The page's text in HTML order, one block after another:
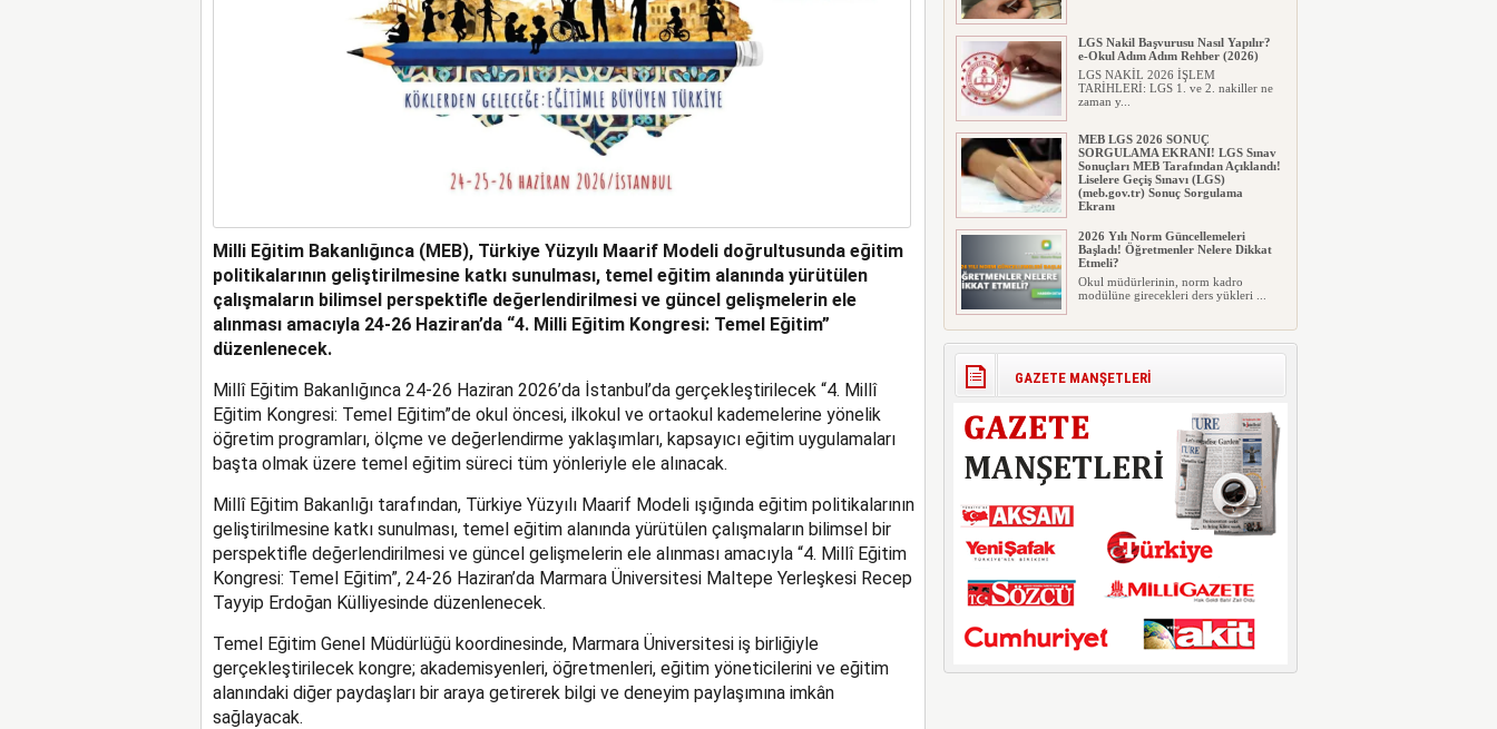
Milli Eğitim Bakanlığınca (MEB), Türkiye Yüzyılı Maarif Modeli doğrultusunda eğitim
politikalarının geliştirilmesine katkı sunulması, temel eğitim alanında yürütülen
çalışmaların bilimsel perspektifle değerlendirilmesi ve güncel gelişmelerin ele
alınması amacıyla 24-26 Haziran’da “4. Milli Eğitim Kongresi: Temel Eğitim”
düzenlenecek.
Millî Eğitim Bakanlığınca 24-26 Haziran 2026’da İstanbul’da gerçekleştirilecek “4. Millî
Eğitim Kongresi: Temel Eğitim”de okul öncesi, ilkokul ve ortaokul kademelerine yönelik
öğretim programları, ölçme ve değerlendirme yaklaşımları, kapsayıcı eğitim uygulamaları
başta olmak üzere temel eğitim süreci tüm yönleriyle ele alınacak.
Millî Eğitim Bakanlığı tarafından, Türkiye Yüzyılı Maarif Modeli ışığında eğitim politikalarının
geliştirilmesine katkı sunulması, temel eğitim alanında yürütülen çalışmaların bilimsel bir
perspektifle değerlendirilmesi ve güncel gelişmelerin ele alınması amacıyla “4. Millî Eğitim
Kongresi: Temel Eğitim”, 24-26 Haziran’da Marmara Üniversitesi Maltepe Yerleşkesi Recep
Tayyip Erdoğan Külliyesinde düzenlenecek.
Temel Eğitim Genel Müdürlüğü koordinesinde, Marmara Üniversitesi iş birliğiyle
gerçekleştirilecek kongre; akademisyenleri, öğretmenleri, eğitim yöneticilerini ve eğitim
alanındaki diğer paydaşları bir araya getirerek bilgi ve deneyim paylaşımına imkân
sağlayacak.
LGS Nakil Başvurusu Nasıl Yapılır?
e-Okul Adım Adım Rehber (2026)
LGS NAKİL 2026 İŞLEM
TARİHLERİ: LGS 1. ve 2. nakiller ne
zaman y...
MEB LGS 2026 SONUÇ
SORGULAMA EKRANI! LGS Sınav
Sonuçları MEB Tarafından Açıklandı!
Liselere Geçiş Sınavı (LGS)
(meb.gov.tr) Sonuç Sorgulama
Ekranı
Milyonlarca öğrenci için ...
2026 Yılı Norm Güncellemeleri
Başladı! Öğretmenler Nelere Dikkat
Etmeli?
Okul müdürlerinin, norm kadro
modülüne girecekleri ders yükleri ...
Polis Akademisi İç Güvenlik
Fakültesine 350 Öğrenci Alınacak
Güvenlik Fakültesi'ne 2026 yıl...
E-Devlet Unutulan Para Sorgulaması
Başladı: Unuttuğunuz Paralar
Ortaya Çıkabilir, Mirasçıları da
İlgilendiriyor
Dijital ödeme alışkanlıklarının
yaygınlaşmasıyla birlikte elektr...
İşte Okullarda Öğrencilerin
Kıyafet/Formalarının Belirlenmesine
Dair Usul ve Esaslar
Genel Müdürlüğü 22.07.2026 ...
Motorine Gece Yarısı Büyük İndirim
ABD-İran arasında yeniden diplomasi
yürütüleceği sinyallerinin p...
GAZETE MANŞETLERİ